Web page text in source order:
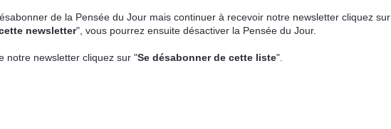
de la Pensée du Jour mais continuer à recevoir notre newsletter cliquez sur
newsletter", vous pourrez ensuite désactiver la Pensée du Jour.
notre newsletter cliquez sur "Se désabonner de cette liste".